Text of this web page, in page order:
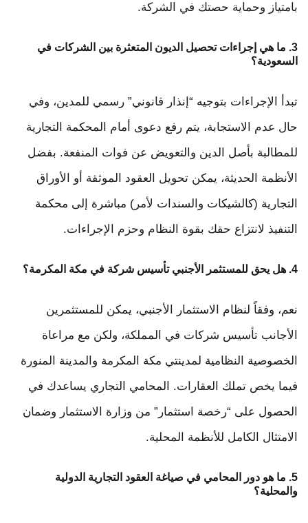
بامتياز وحماية حصتك في الشركة.
3. ما هي إجراءات تحصيل الديون المتعثرة بين الشركات في
السعودية؟
تبدأ الإجراءات بتوجيه “إنذار قانوني” رسمي للمدين، وفي
حال عدم الاستجابة، يتم رفع دعوى أمام المحكمة التجارية
للمطالبة بأصل الدين والتعويض عن فوات المنفعة. بفضل
الأنظمة الحديثة، يمكن تحويل العقود الموثقة أو الأوراق
التجارية (كالشيكات والسندات لأمر) مباشرة إلى محكمة
التنفيذ لانتزاع حقك بقوة النظام وحزم الإجراءات.
4. هل يحق للمستثمر الأجنبي تأسيس شركة في مكة المكرمة؟
نعم، وفقاً لنظام الاستثمار الأجنبي، يمكن للمستثمرين
الأجانب تأسيس شركات في المملكة، ولكن مع مراعاة
الخصوصية النظامية لمدينتي مكة المكرمة والمدينة المنورة
فيما يخص تملك العقارات. المحامي التجاري يساعدك في
الحصول على “رخصة استثمار” من وزارة الاستثمار وضمان
الامتثال الكامل للأنظمة المحلية.
5. ما هو دور المحامي في صياغة العقود التجارية الدولية
والمحلية؟